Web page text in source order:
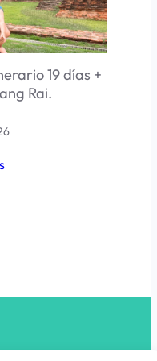
19 días +
Rai.